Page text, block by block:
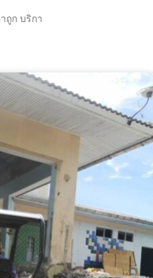
ถูก บริกา